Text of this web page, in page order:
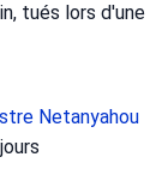
tués lors d'une
Netanyahou